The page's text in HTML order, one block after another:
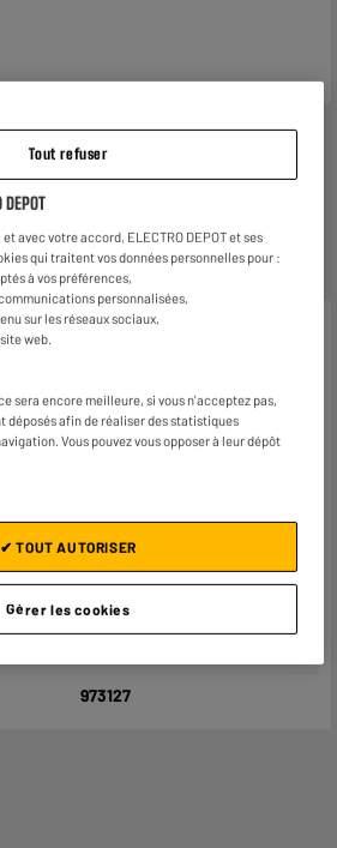
ancien appareil
gratuitement votre ancien appareil.
Découvrir notre Marque et
nos Produits Edenwood
59155 FACHES THUMESNIL
PRODUCTSUPPORT@CONTAC
973127
Tout refuser
avec votre accord, ELECTRO DEPOT et ses
qui traitent vos données personnelles pour :
à vos préférences,
personnalisées,
sur les réseaux sociaux,
web.
sera encore meilleure, si vous n'acceptez pas,
déposés afin de réaliser des statistiques
Vous pouvez vous opposer à leur dépôt
Gérer les cookies
✔ TOUT AUTORISER